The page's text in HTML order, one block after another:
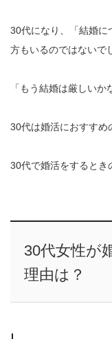
30代になり、「結婚に
方もいるのではないで
「もう結婚は厳しい
30代は婚活におすすめ
30代で婚活をするとき
30代女性が
理由は？